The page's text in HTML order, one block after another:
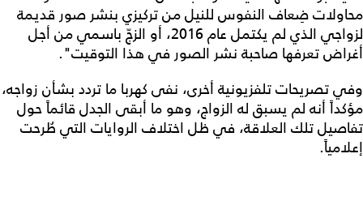
محاولات ضِعاف النفوس للنيل من تركيزي بنشر صور قديمة
لزواجي الذي لم يكتمل عام 2016، أو الزجّ باسمي من أجل
أغراض تعرفها صاحبة نشر الصور في هذا التوقيت".
وفي تصريحات تلفزيونية أخرى، نفى كهربا ما تردد بشأن زواجه،
مؤكداً أنه لم يسبق له الزواج، وهو ما أبقى الجدل قائماً حول
تفاصيل تلك العلاقة، في ظل اختلاف الروايات التي طُرحت
إعلامياً.